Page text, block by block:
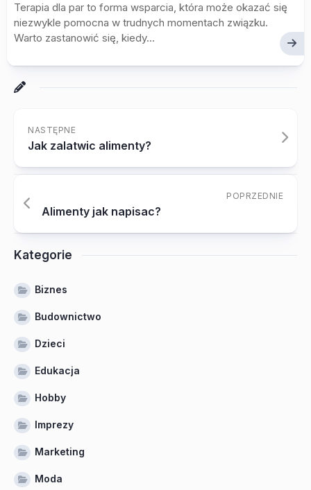
Terapia dla par to forma wsparcia, która może okazać się
niezwykle pomocna w trudnych momentach związku.
Warto zastanowić się, kiedy...
NASTĘPNE
Jak zalatwic alimenty?
POPRZEDNIE
Alimenty jak napisac?
Kategorie
Biznes
Budownictwo
Dzieci
Edukacja
Hobby
Imprezy
Marketing
Moda